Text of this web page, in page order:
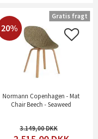
20%
Normann Copenhagen - Mat
Chair Beech - Seaweed
3.149,00
Gratis fragt